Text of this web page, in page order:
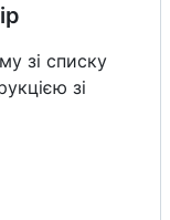
зі списку
зі